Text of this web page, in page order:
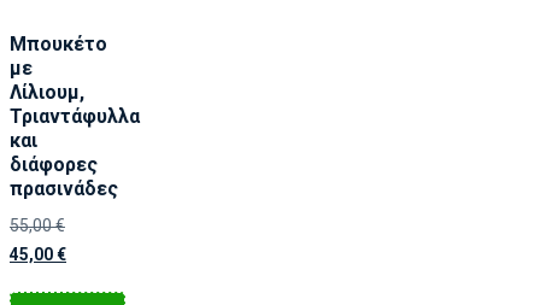
Μπουκέτο
με
Λίλιουμ,
Τριαντάφυλλα
και
διάφορες
πρασινάδες
55,00€
45,00€